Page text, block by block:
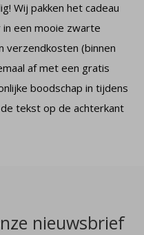
Wij pakken het cadeau
een mooie zwarte
verzendkosten (binnen
af met een gratis
boodschap in tijdens
tekst op de achterkant
nieuwsbrief